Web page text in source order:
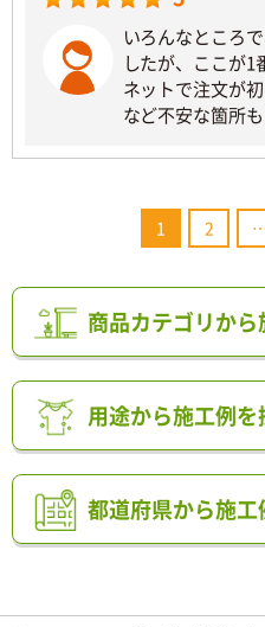
いろんなところ
したが、ここが1
ネットで注文が
など不安な箇所
1 2
商品カテゴリか
用途から施工例を
都道府県から施工